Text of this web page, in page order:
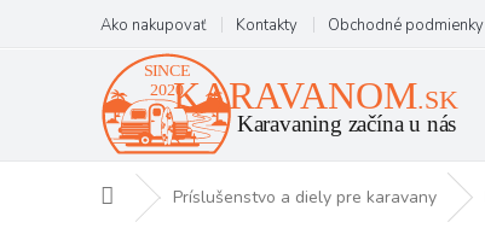
obsah
Ako nakupovať Kontakty Obchodné podmienky
DomovPríslušenstvo a diely pre karavany